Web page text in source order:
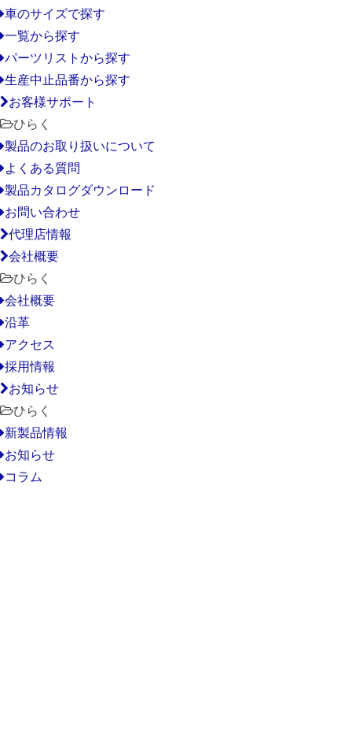
車のサイズで探す
一覧から探す
パーツリストから探す
生産中止品番から探す
お客様サポート
ひらく
製品のお取り扱いについて
よくある質問
製品カタログダウンロード
お問い合わせ
代理店情報
会社概要
ひらく
会社概要
沿革
アクセス
採用情報
お知らせ
ひらく
新製品情報
お知らせ
コラム